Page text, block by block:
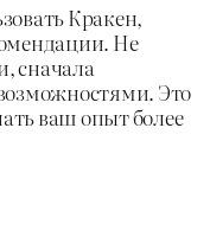
Кракен,
Не
сначала
Это
ваш опыт более